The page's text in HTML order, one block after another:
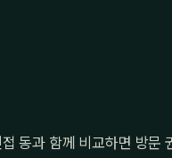
동과 함께 비교하면 방문